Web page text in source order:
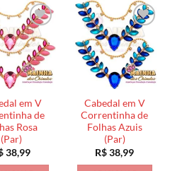
em V
de
Rosa
(Par)
38,99
Cabedal em V
Correntinha de
Folhas Azuis
(Par)
R$38,99